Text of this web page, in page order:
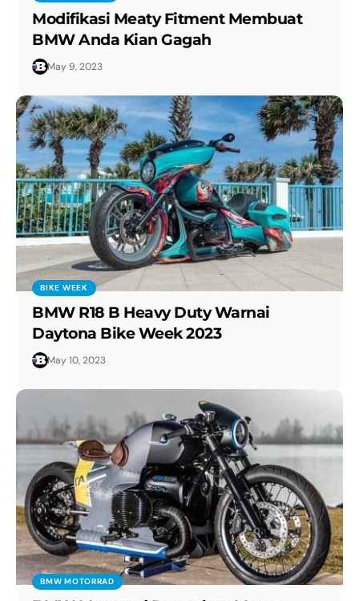
Modifikasi Meaty Fitment Membuat
BMW Anda Kian Gagah
May 9, 2023
BIKE WEEK
BMW R18 B Heavy Duty Warnai
Daytona Bike Week 2023
May 10, 2023
BMW MOTORRAD